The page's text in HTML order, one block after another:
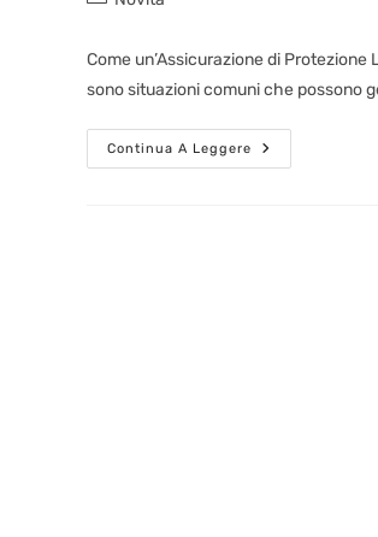
Come un’Assicurazione di
sono situazioni comuni che possono
Continua A Leggere